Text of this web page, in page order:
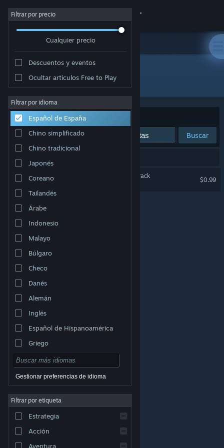
Iniciar sesión
Acerca de
Soporte
Cambiar idioma
Descargar Steam Mobile
Ver versión clásica
© Valve Corporation. Todos los derechos reservados.
respectivos dueños en EE. UU. y otros países.
Acuerdo de Suscriptor a Steam
Cookies
Filtrar por precio
Cualquier precio
Descuentos y eventos
Ocultar artículos Free to Play
Filtrar por idioma
Español de España
Chino simplificado
Chino tradicional
Japonés
Coreano
Tailandés
Árabe
Indonesio
Malayo
Búlgaro
Checo
Danés
Alemán
Inglés
Español de Hispanoamérica
Griego
Gestionar preferencias de idioma
Filtrar por etiqueta
Estrategia
Acción
Aventura
Desarrollador: Abdenara
Ordenar por Relevancia
Buscar
Clans to Kingdoms Soundtrack
$0.99